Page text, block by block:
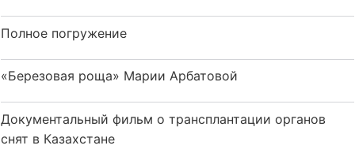
Полное погружение
«Березовая роща» Марии Арбатовой
Документальный фильм о трансплантации органов
снят в Казахстане